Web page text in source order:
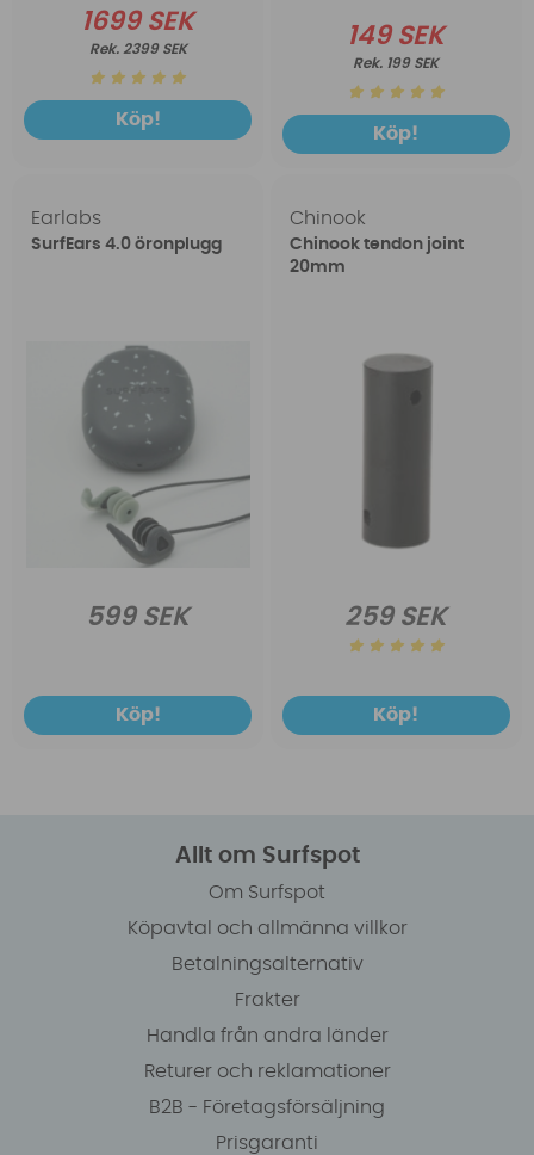
1699 SEK
2399 SEK
Köp!
149 SEK
199 SEK
Köp!
Earlabs
SurfEars 4.0 öronplugg
599 SEK
Köp!
Chinook
Chinook tendon joint
20mm
259 SEK
Köp!
Allt om Surfspot
Om Surfspot
Köpavtal och allmänna villkor
Betalningsalternativ
Frakter
Handla från andra länder
Returer och reklamationer
B2B - Företagsförsäljning
Prisgaranti